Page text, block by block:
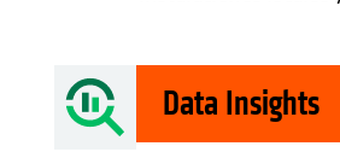
Data Insights